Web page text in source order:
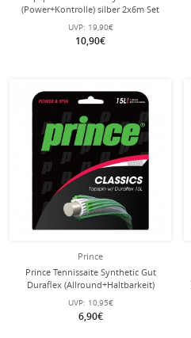
(Power+Kontrolle) silber 2x6m Set
UVP: 19,90€
10,90€
Prince
Prince Tennissaite Synthetic Gut
Duraflex (Allround+Haltbarkeit)
weiss 12m Set
UVP: 10,95€
6,90€